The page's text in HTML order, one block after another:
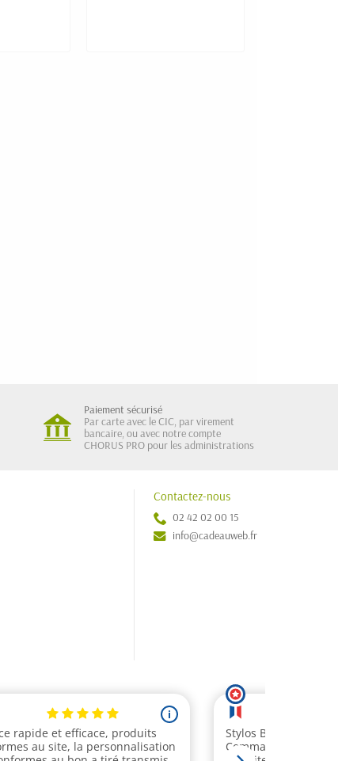
Paiement sécurisé
Par carte avec le CIC, par virement
bancaire, ou avec notre compte
CHORUS PRO pour les administrations
Contactez-nous
02 42 02 00 15
info@cadeauweb.fr